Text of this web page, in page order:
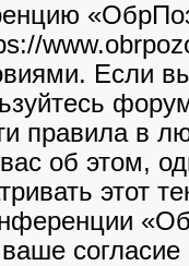
Если
правила в
об этом,
этот